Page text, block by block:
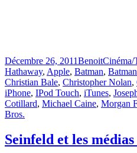
Publié
le
Décembre 26, 2011BenoitCinéma/
Hathaway, Apple, Batman,
Christian Bale, Christopher Nolan,
iPhone, IPod Touch, iTunes,
Cotillard, Michael Caine, Morgan
Bros.
Seinfeld et les